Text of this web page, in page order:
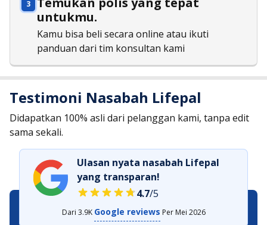
untukmu.
Kamu bisa beli secara online atau ikuti
panduan dari tim konsultan kami
Testimoni Nasabah Lifepal
Didapatkan 100% asli dari pelanggan kami, tanpa edit
sama sekali.
Ulasan nyata nasabah Lifepal
yang transparan!
4.7/5
Dari 3.9K Google reviews Per Mei 2026